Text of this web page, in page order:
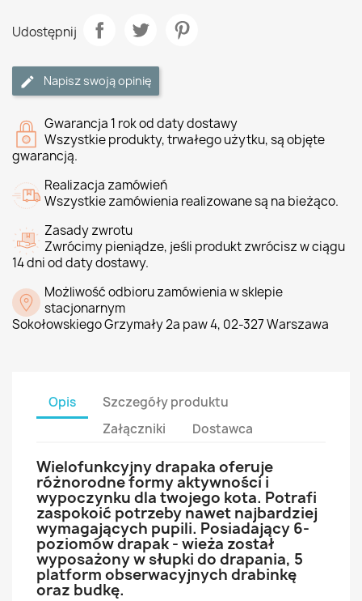
Udostępnij
Napisz swoją opinię
Gwarancja 1 rok od daty dostawy
Wszystkie produkty, trwałego użytku, są objęte
gwarancją.
Realizacja zamówień
Wszystkie zamówienia realizowane są na bieżąco.
Zasady zwrotu
Zwrócimy pieniądze, jeśli produkt zwrócisz w ciągu
14 dni od daty dostawy.
Możliwość odbioru zamówienia w sklepie
stacjonarnym
Sokołowskiego Grzymały 2a paw 4, 02-327 Warszawa
Opis
Szczegóły produktu
Załączniki
Dostawca
Wielofunkcyjny drapaka oferuje
różnorodne formy aktywności i
wypoczynku dla twojego kota. Potrafi
zaspokoić potrzeby nawet najbardziej
wymagających pupili. Posiadający 6-
poziomów drapak - wieża został
wyposażony w słupki do drapania, 5
platform obserwacyjnych drabinkę
oraz budkę.